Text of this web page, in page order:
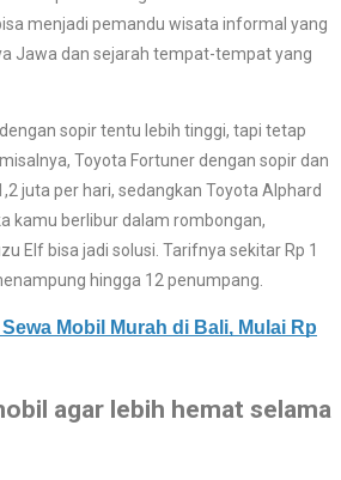
menjadi pemandu wisata informal yang
Jawa dan sejarah tempat-tempat yang
sopir tentu lebih tinggi, tapi tetap
Toyota Fortuner dengan sopir dan
juta per hari, sedangkan Toyota Alphard
kamu berlibur dalam rombongan,
Elf bisa jadi solusi. Tarifnya sekitar Rp 1
hingga 12 penumpang.
Mobil Murah di Bali, Mulai Rp
agar lebih hemat selama